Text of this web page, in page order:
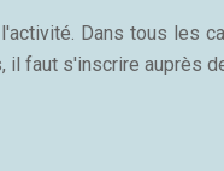
Dans tous les
il faut s'inscrire auprès